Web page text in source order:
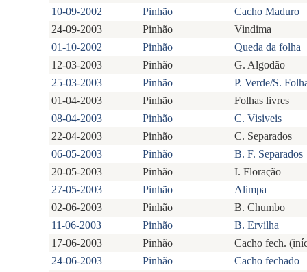
10-09-2002
Pinhão
Cacho Maduro
24-09-2003
Pinhão
Vindima
01-10-2002
Pinhão
Queda da folha
12-03-2003
Pinhão
G. Algodão
25-03-2003
Pinhão
P. Verde/S.
01-04-2003
Pinhão
Folhas livres
08-04-2003
Pinhão
C. Visiveis
22-04-2003
Pinhão
C. Separados
06-05-2003
Pinhão
B. F. Separados
20-05-2003
Pinhão
I. Floração
27-05-2003
Pinhão
Alimpa
02-06-2003
Pinhão
B. Chumbo
11-06-2003
Pinhão
B. Ervilha
17-06-2003
Pinhão
Cacho fech.
24-06-2003
Pinhão
Cacho fechado